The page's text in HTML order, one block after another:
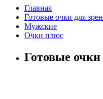
Главная
Готовые очки для
Мужские
Очки плюс
Готовые очки